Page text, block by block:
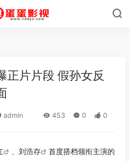
正片片段 假孙女反
admin 453 0 0
、 刘浩存
首度搭档领衔主演的